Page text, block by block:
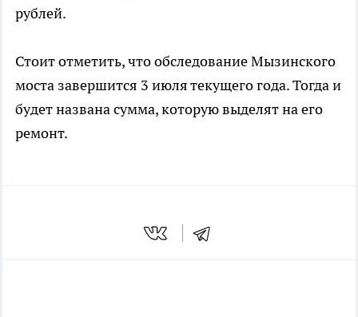
рублей.
Стоит отметить, что обследование Мызинского
моста завершится 3 июля текущего года. Тогда и
будет названа сумма, которую выделят на его
ремонт.